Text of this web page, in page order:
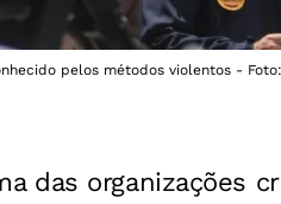
pelos métodos violentos -
das organizações